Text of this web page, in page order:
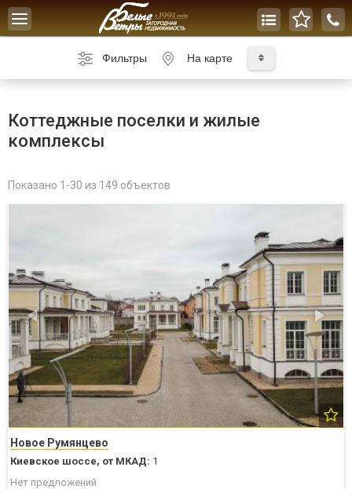
Toggle
navigation
Фильтры На карте
Коттеджные поселки и жилые
комплексы
Показано 1-30 из 149 объектов
Новое Румянцево
Киевское шоссе, от МКАД: 1
Нет предложений